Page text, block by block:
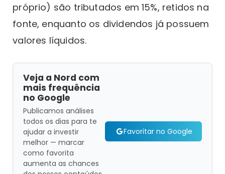
próprio) são tributados em 15%, retidos na
fonte, enquanto os dividendos já possuem
valores líquidos.
Veja a Nord com
mais frequência
no Google
Publicamos análises
todos os dias para te
ajudar a investir
melhor — marcar
como favorita
aumenta as chances
Favoritar no Google